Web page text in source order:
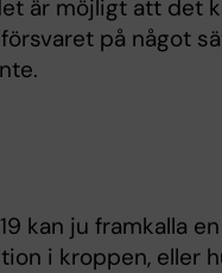
är möjligt att det
på något
kan ju framkalla
i kroppen, eller